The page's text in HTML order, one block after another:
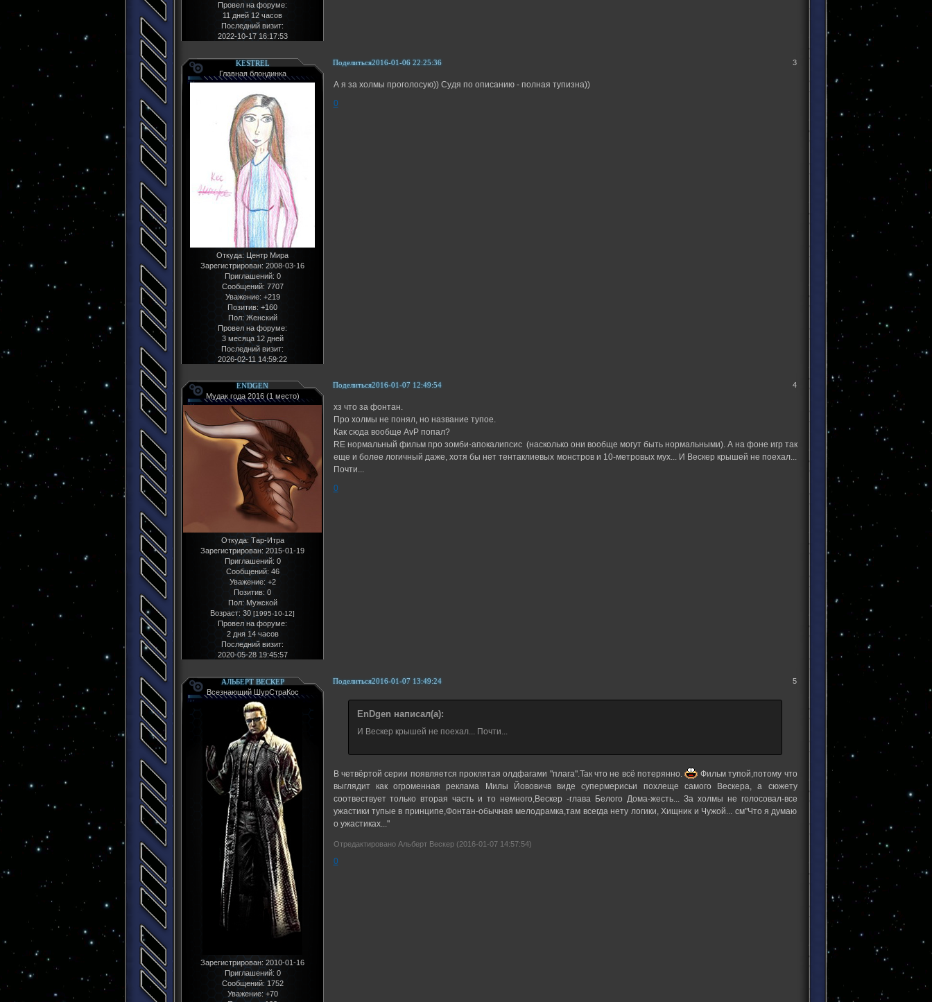
Провел на форуме:
11 дней 12 часов
Последний визит:
2022-10-17 16:17:53
Поделиться 3
2016-01-06 22:25:36
KESTREL
Главная блондинка
Откуда: Центр Мира
Зарегистрирован: 2008-03-16
Приглашений: 0
Сообщений: 7707
Уважение: +219
Позитив: +160
Пол:Женский
Провел на форуме:
3 месяца 12 дней
Последний визит:
2026-02-11 14:59:22
А я за холмы проголосую)) Судя по описанию - полная тупизна))
0
Поделиться 4
2016-01-07 12:49:54
ENDGEN
Мудак года 2016 (1 место)
Откуда: Тар-Итра
Зарегистрирован: 2015-01-19
Приглашений: 0
Сообщений: 46
Уважение: +2
Позитив: 0
Пол:Мужской
Возраст: 30 [1995-10-12]
Провел на форуме:
2 дня 14 часов
Последний визит:
2020-05-28 19:45:57
хз что за фонтан.
Про холмы не понял, но название тупое.
Как сюда вообще AvP попал?
RE нормальный фильм про зомби-апокалипсис (насколько они вообще могут быть нормальными). А на фоне игр так
еще и более логичный даже, хотя бы нет тентаклиевых монстров и 10-метровых мух... И Вескер крышей не поехал...
Почти...
0
Поделиться 5
2016-01-07 13:49:24
АЛЬБЕРТ ВЕСКЕР
Всезнающий ШурСтраКос
Зарегистрирован: 2010-01-16
Приглашений: 0
Сообщений: 1752
Уважение: +70
EnDgen написал(а):
И Вескер крышей не поехал... Почти...
В четвёртой серии появляется проклятая олдфагами "плага".Так что не всё потерянно.
Фильм тупой,потому что
выглядит как огроменная реклама Милы Йововичв виде супермерисьи похлеще самого Вескера, а сюжету
соотвествует только вторая часть и то немного,Вескер -глава Белого Дома-жесть... За холмы не голосовал-все
ужастики тупые в принципе,Фонтан-обычная мелодрамка,там всегда нету логики, Хищник и Чужой... см"Что я думаю
о ужастиках..."
Отредактировано Альберт Вескер (2016-01-07 14:57:54)
0